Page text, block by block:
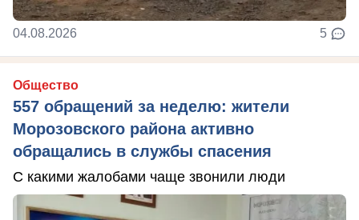
04.08.2026 5
Общество
557 обращений за неделю: жители
Морозовского района активно
обращались в службы спасения
С какими жалобами чаще звонили люди